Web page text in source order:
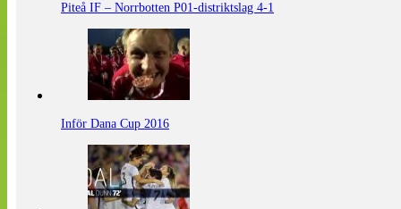
Piteå IF – Norrbotten P01-distriktslag 4-1
Inför Dana Cup 2016